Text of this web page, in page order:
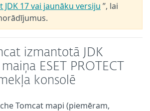
17 vai jaunāku versiju ”, lai
izmantotā JDK
ESET PROTECT
konsolē
Tomcat mapi (piemēram,